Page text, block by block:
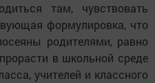
там, чувствовать
формулировка, что
родителями, равно
в школьной среде
учителей и классного